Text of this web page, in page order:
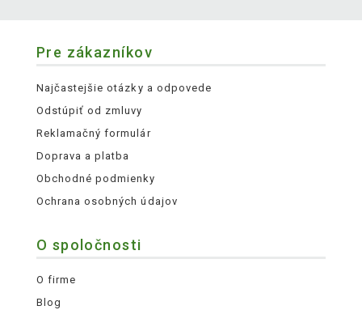
Pre zákazníkov
Najčastejšie otázky a odpovede
Odstúpiť od zmluvy
Reklamačný formulár
Doprava a platba
Obchodné podmienky
Ochrana osobných údajov
O spoločnosti
O firme
Blog